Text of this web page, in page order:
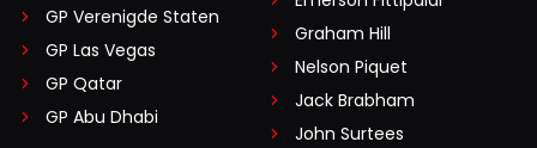
GP Verenigde Staten
GP Las Vegas
GP Qatar
GP Abu Dhabi
Graham Hill
Nelson Piquet
Jack Brabham
John Surtees